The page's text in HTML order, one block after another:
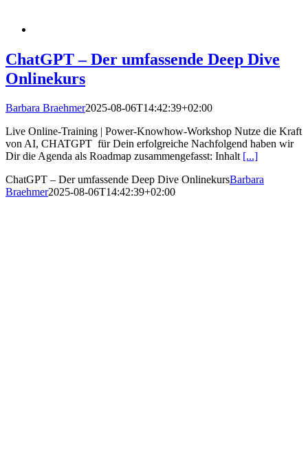
ChatGPT – Der umfassende Deep Dive
Onlinekurs
Barbara Braehmer2025-08-06T14:42:39+02:00
Live Online-Training | Power-Knowhow-Workshop Nutze die Kraft
von AI, CHATGPT für Dein erfolgreiche Nachfolgend haben wir
Dir die Agenda als Roadmap zusammengefasst: Inhalt [...]
ChatGPT – Der umfassende Deep Dive OnlinekursBarbara
Braehmer2025-08-06T14:42:39+02:00